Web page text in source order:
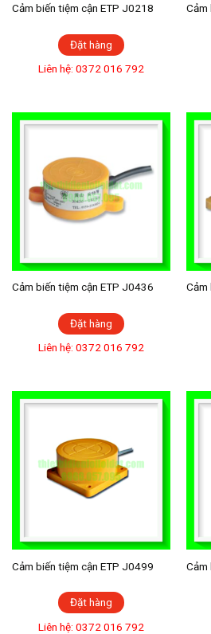
Cảm biến tiệm cận ETP J0218
Đặt hàng
Liên hệ: 0372 016 792
Cảm
Cảm biến tiệm cận ETP J0436
Đặt hàng
Liên hệ: 0372 016 792
Cảm
Cảm biến tiệm cận ETP J0499
Đặt hàng
Liên hệ: 0372 016 792
Cảm